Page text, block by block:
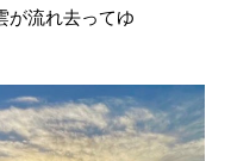
が流れ去ってゆ